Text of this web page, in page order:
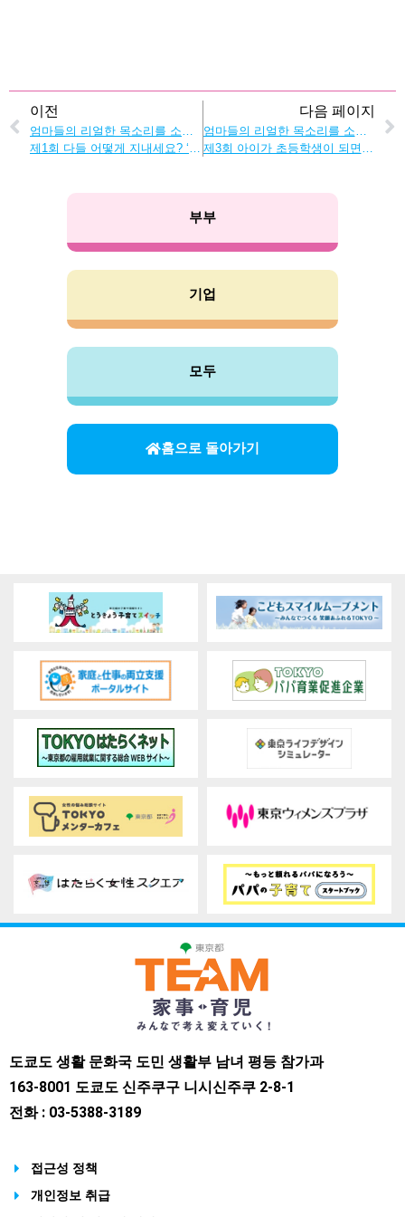
이전
제1회 다들 어떻게 지내세요? ‘이름 없는 집안일’의 현명한 분담법
다음 페이지
제3회 아이가 초등학생이 되면 무엇이 힘들까? 초등학생 엄마의 고민
부부
기업
모두
홈으로 돌아가기
도쿄도 생활 문화국 도민 생활부 남녀 평등 참가과
163-8001 도쿄도 신주쿠구 니시신주쿠 2-8-1
전화 : 03-5388-3189
접근성 정책
개인정보 취급